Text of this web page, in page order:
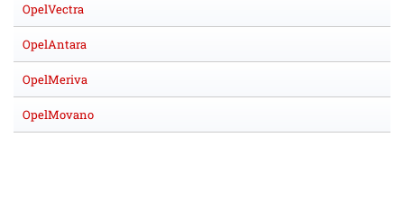
OpelVectra
OpelAntara
OpelMeriva
OpelMovano